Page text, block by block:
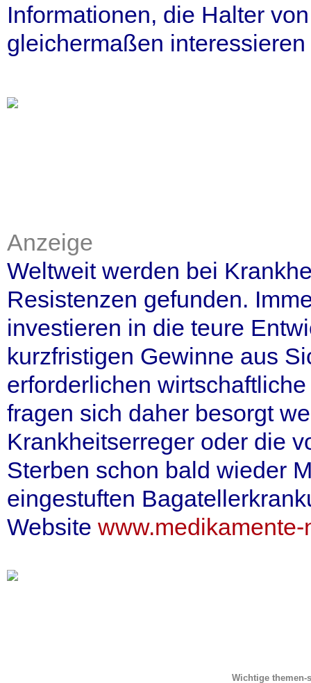
Informationen, die Halter
gleichermaßen
Anzeige
Weltweit werden bei
Resistenzen gefunden.
investieren in die teure
kurzfristigen Gewinne aus
erforderlichen
fragen sich daher besorgt
Krankheitserreger oder die
Sterben schon bald wieder
eingestuften
Website
Wichtige themen-